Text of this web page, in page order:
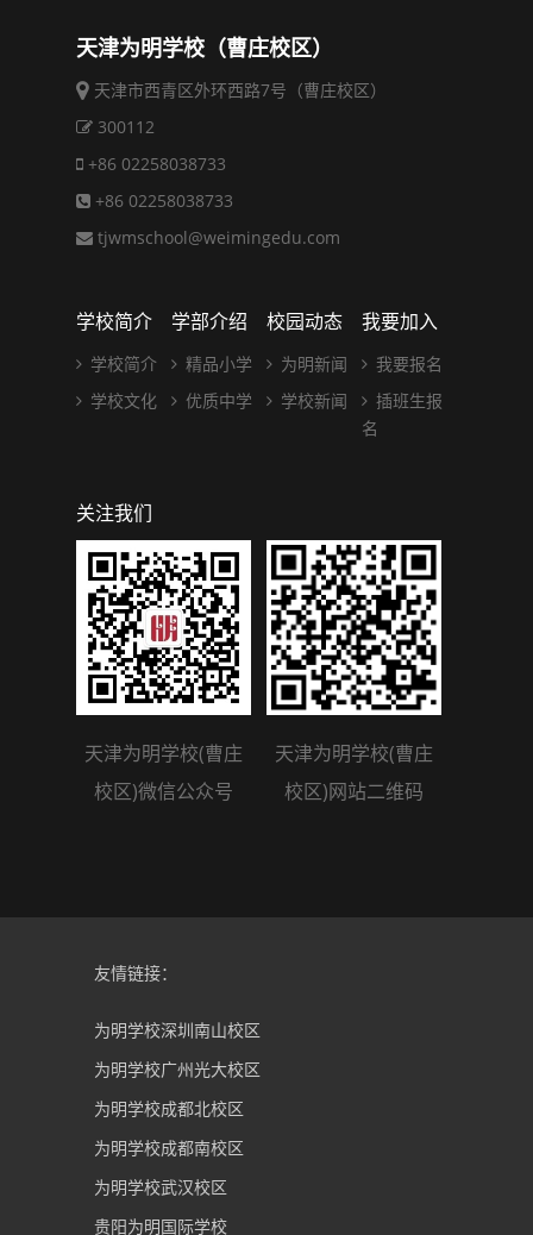
天津为明学校（曹庄校区）
天津市西青区外环西路7号（曹庄校区）
300112
+86 02258038733
+86 02258038733
tjwmschool@weimingedu.com
学校简介
学校简介
学校文化
学部介绍
精品小学
优质中学
校园动态
为明新闻
学校新闻
我要加入
我要报名
插班生报
名
关注我们
天津为明学校(曹庄
校区)微信公众号
天津为明学校(曹庄
校区)网站二维码
友情链接：
为明学校深圳南山校区
为明学校广州光大校区
为明学校成都北校区
为明学校成都南校区
为明学校武汉校区
贵阳为明国际学校